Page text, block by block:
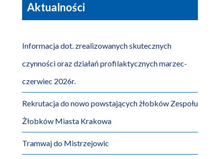
Aktualności
Informacja dot. zrealizowanych skutecznych
czynności oraz działań profilaktycznych marzec-
czerwiec 2026r.
Rekrutacja do nowo powstających żłobków Zespołu
Żłobków Miasta Krakowa
Tramwaj do Mistrzejowic